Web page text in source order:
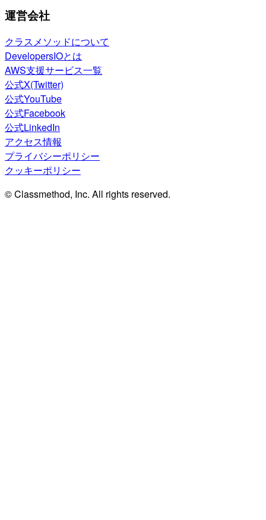
運営会社
クラスメソッドについて
DevelopersIOとは
AWS支援サービス一覧
公式X(Twitter)
公式YouTube
公式Facebook
公式LinkedIn
アクセス情報
プライバシーポリシー
クッキーポリシー
© Classmethod, Inc. All rights reserved.